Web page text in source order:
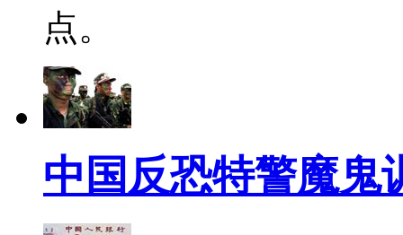
点。
中国反恐特警魔鬼